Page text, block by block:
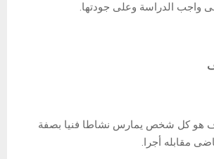
واجب الدراسة وعلى جودتها.
هو كل شخص يمارس نشاطا فنيا بصفة
مقابله أجرا.